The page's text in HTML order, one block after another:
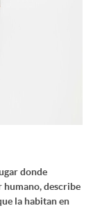
donde
humano, describe
la habitan en